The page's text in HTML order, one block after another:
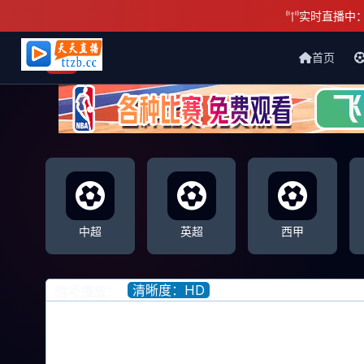
实时直播中
天天直播网
首页
中超 英超 西甲
清晰度：HD